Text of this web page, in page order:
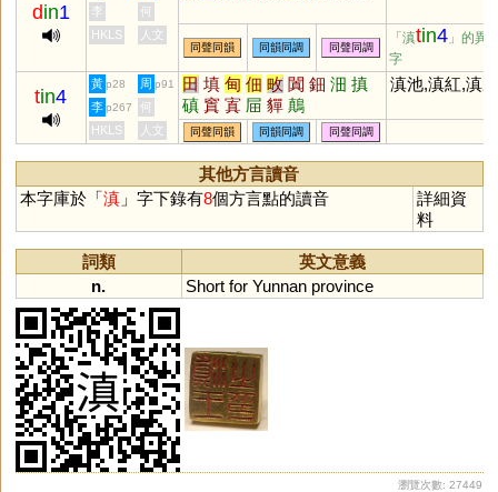
din1 李
何
HKLS
人文
同聲同韻 同韻同調 同聲同調
「滇tin4 」的異
字
tin4
黃 p28 周 p91 田 填 甸 佃 畋 闐 鈿 沺 搷
磌 窴 寘 屇 貚 鷏
滇池,滇紅,滇劇
李 p267
何
HKLS
人文 同聲同韻 同韻同調 同聲同調
其他方言讀音
本字庫於「滇」字下錄有8個方言點的讀音
詳細資
料
詞類
英文意義
n.
Short for Yunnan province
瀏覽次數: 27449